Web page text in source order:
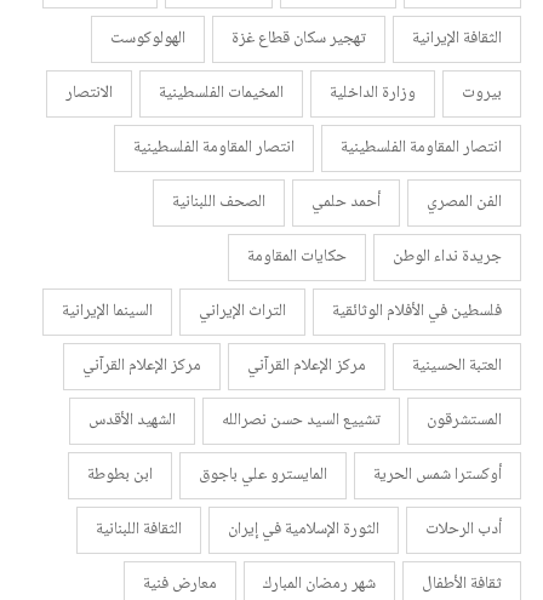
الثقافة الإيرانية
تهجير سكان قطاع غزة
الهولوكوست
بيروت
وزارة الداخلية المخيمات الفلسطينية
الانتصار
انتصار المقاومة الفلسطينية
انتصار المقاومة الفلسطينية
الفن المصري
أحمد حلمي
الصحف اللبنانية
جريدة نداء الوطن
حكايات المقاومة
فلسطين في الأفلام الوثائقية
التراث الإيراني
السينما الإيرانية
العتبة الحسينية
مركز الإعلام القرآني
مركز الإعلام القرآني
المستشرقون
تشييع السيد حسن نصرالله
الشهيد الأقدس
أوكسترا شمس الحرية
المايسترو علي باجوق
ابن بطوطة
أدب الرحلات
الثورة الإسلامية في إيران
الثقافة اللبنانية
ثقافة الأطفال
شهر رمضان المبارك
معارض فنية